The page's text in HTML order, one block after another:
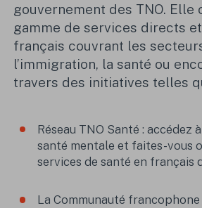
gouvernement des TNO. Elle
gamme de services directs
français couvrant les
l’immigration, la santé ou
travers des initiatives telles
Réseau TNO Santé : accédez
santé mentale et faites-vous
services de santé en français
La Communauté